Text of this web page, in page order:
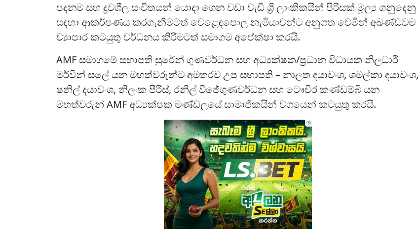
පදනම සහ ද්‍රවශීල සංචිතයන් යොදා ගෙන වඩා වැඩි ශ්‍රී ලාංකිකයින් පිරිසක් මූල්‍ය ගනුදෙනු
සඳහා ආකර්ෂණය කරගැනීමටත් වෙළෙඳපොල නැමියාවන්ට අනුගත වෙමින් අඛණ්ඩවම
ව්‍යාපාර කටයුතු වර්ධනය කිරීමටත් සමාගම අපේක්ෂා කරයි.
AMF සමාගමේ සභාපති සුරේන් ගුණවර්ධන සහ අධ්‍යක්ෂක/ප්‍රධාන විධායක නිලධාරී
මර්වින් සලේ යන මහත්වරුන්ට අමතරව උප සභාපති – නාලත දයාවංශ, ශමල්කා දයාවංශ,
ෂනිල් දයාවංශ, නිලංක පීරිස්, රනිල් විජේගුණවර්ධන සහ ටෞචිර කණ්ඩම්බි යන
මහත්වරුන් AMF අධ්‍යක්ෂක මණ්ඩලයේ සාමාජිකයින් වශයෙන් කටයුතු කරයි.